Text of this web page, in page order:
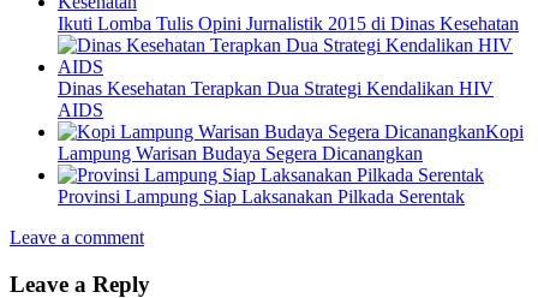
Ikuti Lomba Tulis Opini Jurnalistik 2015 di Dinas Kesehatan
Dinas Kesehatan Terapkan Dua Strategi Kendalikan HIV
AIDS
Kopi
Lampung Warisan Budaya Segera Dicanangkan
Provinsi Lampung Siap Laksanakan Pilkada Serentak
Leave a comment
Leave a Reply